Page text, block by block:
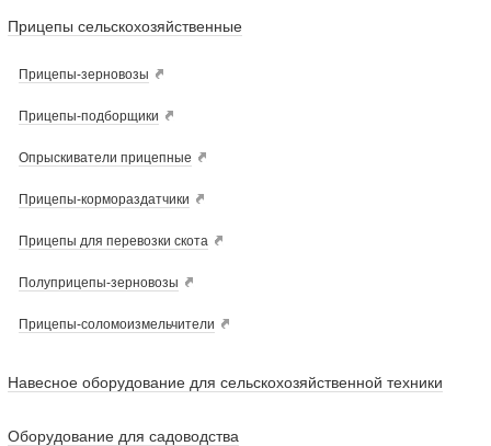
Прицепы сельскохозяйственные
Прицепы-зерновозы
Прицепы-подборщики
Опрыскиватели прицепные
Прицепы-кормораздатчики
Прицепы для перевозки скота
Полуприцепы-зерновозы
Прицепы-соломоизмельчители
Навесное оборудование для сельскохозяйственной техники
Оборудование для садоводства